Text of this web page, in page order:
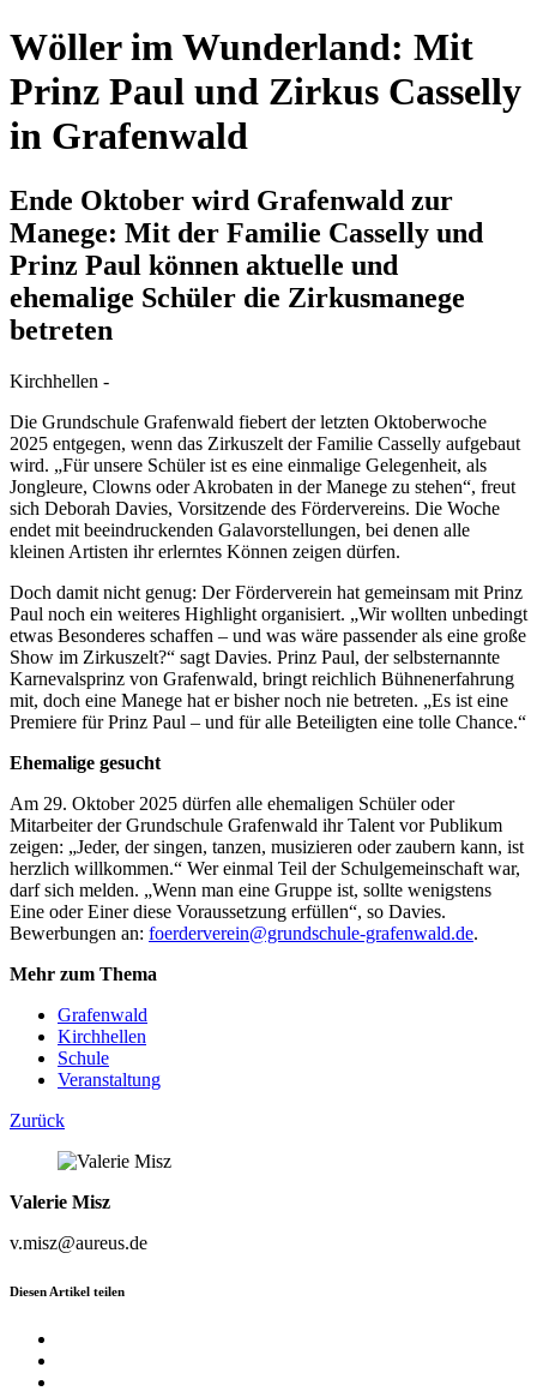
Wöller im Wunderland: Mit
Prinz Paul und Zirkus Casselly
in Grafenwald
Ende Oktober wird Grafenwald zur
Manege: Mit der Familie Casselly und
Prinz Paul können aktuelle und
ehemalige Schüler die Zirkusmanege
betreten
Kirchhellen -
Die Grundschule Grafenwald fiebert der letzten Oktoberwoche
2025 entgegen, wenn das Zirkuszelt der Familie Casselly aufgebaut
wird. „Für unsere Schüler ist es eine einmalige Gelegenheit, als
Jongleure, Clowns oder Akrobaten in der Manege zu stehen“, freut
sich Deborah Davies, Vorsitzende des Fördervereins. Die Woche
endet mit beeindruckenden Galavorstellungen, bei denen alle
kleinen Artisten ihr erlerntes Können zeigen dürfen.
Doch damit nicht genug: Der Förderverein hat gemeinsam mit Prinz
Paul noch ein weiteres Highlight organisiert. „Wir wollten unbedingt
etwas Besonderes schaffen – und was wäre passender als eine große
Show im Zirkuszelt?“ sagt Davies. Prinz Paul, der selbsternannte
Karnevalsprinz von Grafenwald, bringt reichlich Bühnenerfahrung
mit, doch eine Manege hat er bisher noch nie betreten. „Es ist eine
Premiere für Prinz Paul – und für alle Beteiligten eine tolle Chance.“
Ehemalige gesucht
Am 29. Oktober 2025 dürfen alle ehemaligen Schüler oder
Mitarbeiter der Grundschule Grafenwald ihr Talent vor Publikum
zeigen: „Jeder, der singen, tanzen, musizieren oder zaubern kann, ist
herzlich willkommen.“ Wer einmal Teil der Schulgemeinschaft war,
darf sich melden. „Wenn man eine Gruppe ist, sollte wenigstens
Eine oder Einer diese Voraussetzung erfüllen“, so Davies.
Bewerbungen an: foerderverein@grundschule-grafenwald.de.
Mehr zum Thema
Grafenwald
Kirchhellen
Schule
Veranstaltung
Zurück
Valerie Misz
v.misz@aureus.de
Diesen Artikel teilen